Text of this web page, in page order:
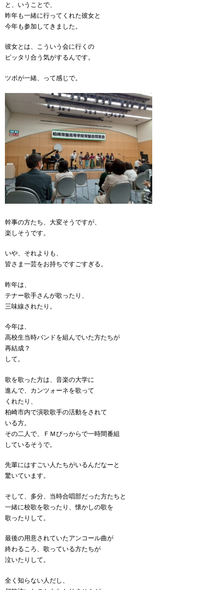
と、いうことで、
昨年も一緒に行ってくれた彼女と
今年も参加してきました。
彼女とは、こういう会に行くの
ピッタリ合う気がするんです。
ツボが一緒、って感じで。
幹事の方たち、大変そうですが、
楽しそうです。
いや、それよりも、
皆さま一芸をお持ちですごすぎる。
昨年は、
テナー歌手さんが歌ったり、
三味線されたり。
今年は、
高校生当時バンドを組んでいた方たちが
再結成？
して。
歌を歌った方は、音楽の大学に
進んで、カンツォーネを歌って
くれたり、
柏崎市内で演歌歌手の活動をされて
いる方。
その二人で、ＦＭぴっからで一時間番組
しているそうで。
先輩にはすごい人たちがいるんだなーと
驚いています。
そして、多分、当時合唱部だった方たちと
一緒に校歌を歌ったり、懐かしの歌を
歌ったりして。
最後の用意されていたアンコール曲が
終わるころ、歌っている方たちが
泣いたりして。
全く知らない人だし、